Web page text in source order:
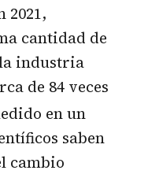
2021,
cantidad de
industria
de 84 veces
en un
saben
cambio